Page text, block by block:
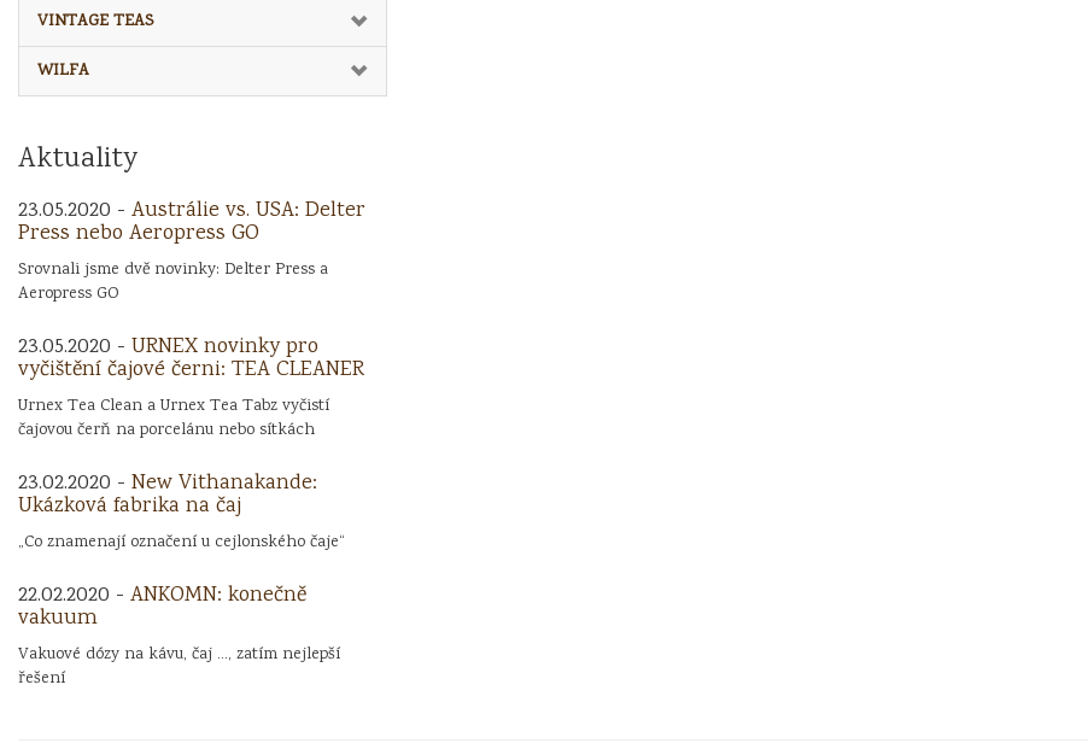
VINTAGE TEAS
WILFA
Aktuality
23.05.2020 - Austrálie vs. USA: Delter
Press nebo Aeropress GO
Srovnali jsme dvě novinky: Delter Press a
Aeropress GO
23.05.2020 - URNEX novinky pro
vyčištění čajové černi: TEA CLEANER
Urnex Tea Clean a Urnex Tea Tabz vyčistí
čajovou čerň na porcelánu nebo sítkách
23.02.2020 - New Vithanakande:
Ukázková fabrika na čaj
„Co znamenají označení u cejlonského čaje“
22.02.2020 - ANKOMN: konečně
vakuum
Vakuové dózy na kávu, čaj ..., zatím nejlepší
řešení